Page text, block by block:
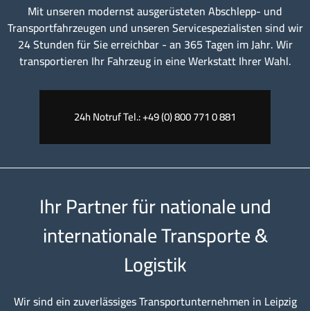
Mit unseren modernst ausgerüsteten Abschlepp- und
Transportfahrzeugen und unseren Servicespezialisten sind wir
24 Stunden für Sie erreichbar - an 365 Tagen im Jahr. Wir
transportieren Ihr Fahrzeug in eine Werkstatt Ihrer Wahl.
24h Notruf Tel.: +49 (0) 800 771 0 881
Ihr Partner für nationale und
internationale Transporte &
Logistik
Wir sind ein zuverlässiges Transportunternehmen in Leipzig